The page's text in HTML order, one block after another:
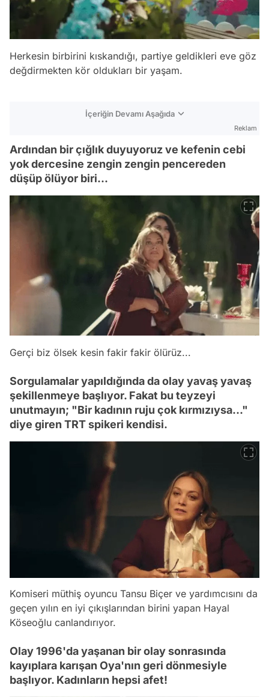
Herkesin birbirini kıskandığı, partiye geldikleri eve göz
değdirmekten kör oldukları bir yaşam.
İçeriğin Devamı Aşağıda
Reklam
Ardından bir çığlık duyuyoruz ve kefenin cebi
yok dercesine zengin zengin pencereden
düşüp ölüyor biri...
Gerçi biz ölsek kesin fakir fakir ölürüz...
Sorgulamalar yapıldığında da olay yavaş yavaş
şekillenmeye başlıyor. Fakat bu teyzeyi
unutmayın; "Bir kadının ruju çok kırmızıysa..."
diye giren TRT spikeri kendisi.
Komiseri müthiş oyuncu Tansu Biçer ve yardımcısını da
geçen yılın en iyi çıkışlarından birini yapan Hayal
Köseoğlu canlandırıyor.
Olay 1996'da yaşanan bir olay sonrasında
kayıplara karışan Oya'nın geri dönmesiyle
başlıyor. Kadınların hepsi afet!